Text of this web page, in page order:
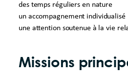
des temps réguliers en nature
un accompagnement individualisé
une attention soutenue à la vie
Missions